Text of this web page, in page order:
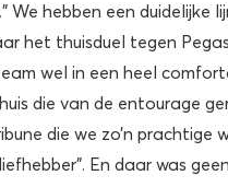
hebben een duidelijke
het thuisduel tegen
wel in een heel
die van de entourage
die we zo’n prachtige
En daar was